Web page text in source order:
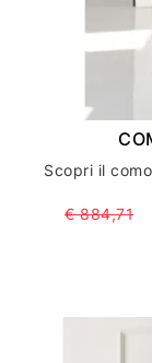
€ 884,71